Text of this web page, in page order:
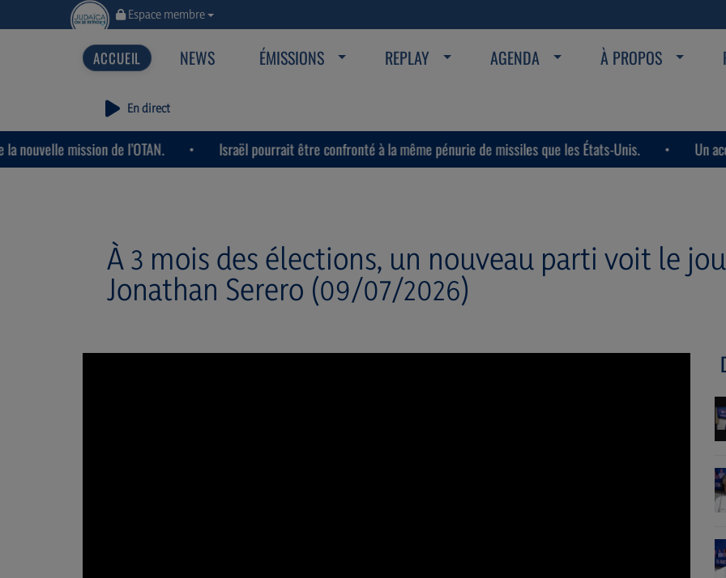
Espace membre
NEWS ÉMISSIONS REPLAY AGENDA À PROPOS
En direct
de l’OTAN. Israël pourrait être confronté à la même pénurie de missiles que les États-Unis. Un accord
À 3 mois des élections, un nouveau parti voit le
Jonathan Serero (09/07/2026)